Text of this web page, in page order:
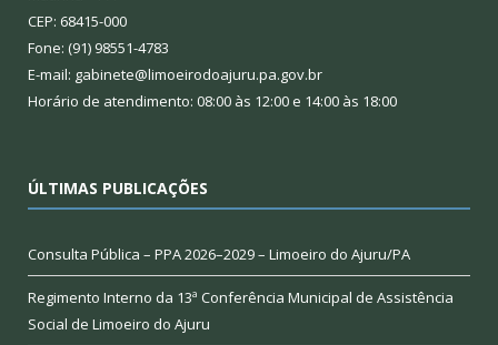
CEP: 68415-000
Fone: (91) 98551-4783
E-mail: gabinete@limoeirodoajuru.pa.gov.br
Horário de atendimento: 08:00 às 12:00 e 14:00 às 18:00
ÚLTIMAS PUBLICAÇÕES
Consulta Pública – PPA 2026–2029 – Limoeiro do Ajuru/PA
Regimento Interno da 13ª Conferência Municipal de Assistência
Social de Limoeiro do Ajuru